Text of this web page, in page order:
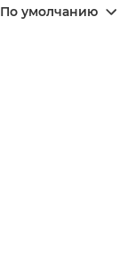
По умолчанию